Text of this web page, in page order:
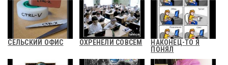
СЕЛЬСКИЙ ОФИС ОХРЕНЕЛИ СОВСЕМ
НАКОНЕЦ-ТО Я
ПОНЯЛ